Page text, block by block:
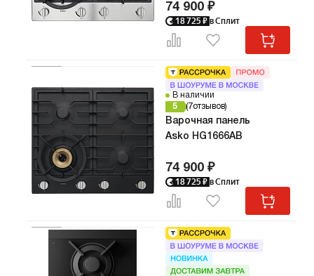
74 900 ₽
18 725 ₽ в Сплит
В наличии
5
7отзывов
Варочная панель
Asko HG1666AB
74 900 ₽
18 725 ₽ в Сплит